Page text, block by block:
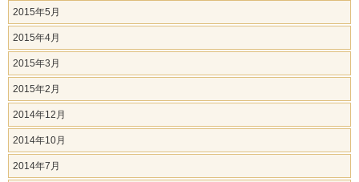
2015年5月
2015年4月
2015年3月
2015年2月
2014年12月
2014年10月
2014年7月